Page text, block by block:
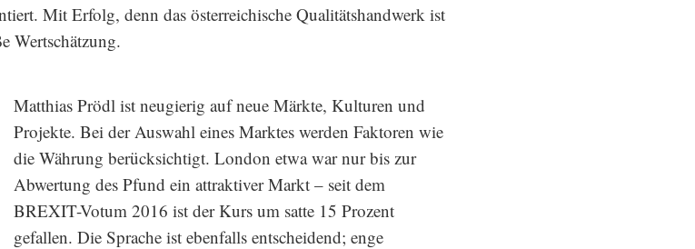
Mit Erfolg, denn das österreichische Qualitätshandwerk ist
Wertschätzung.
Matthias Prödl ist neugierig auf neue Märkte, Kulturen und
Projekte. Bei der Auswahl eines Marktes werden Faktoren wie
die Währung berücksichtigt. London etwa war nur bis zur
Abwertung des Pfund ein attraktiver Markt – seit dem
BREXIT-Votum 2016 ist der Kurs um satte 15 Prozent
gefallen. Die Sprache ist ebenfalls entscheidend; enge